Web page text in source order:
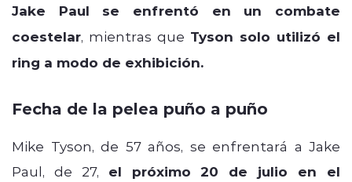
Jake Paul se enfrentó en un combate
coestelar, mientras que Tyson solo utilizó el
ring a modo de exhibición.
Fecha de la pelea puño a puño
Mike Tyson, de 57 años, se enfrentará a Jake
Paul, de 27, el próximo 20 de julio en el